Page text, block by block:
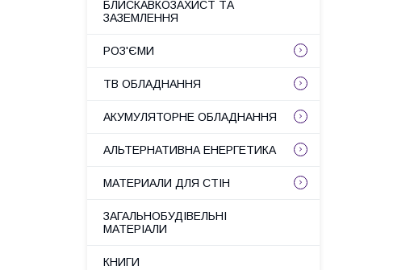
БЛИСКАВКОЗАХИСТ ТА
ЗАЗЕМЛЕННЯ
РОЗ'ЄМИ
ТВ ОБЛАДНАННЯ
АКУМУЛЯТОРНЕ ОБЛАДНАННЯ
АЛЬТЕРНАТИВНА ЕНЕРГЕТИКА
МАТЕРИАЛИ ДЛЯ СТІН
ЗАГАЛЬНОБУДІВЕЛЬНІ
МАТЕРІАЛИ
КНИГИ